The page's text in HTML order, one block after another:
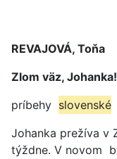
REVAJOVÁ, Toňa
Zlom väz, Johanka!
príbehy slovenské
Johanka prežíva v
týždne. V novom